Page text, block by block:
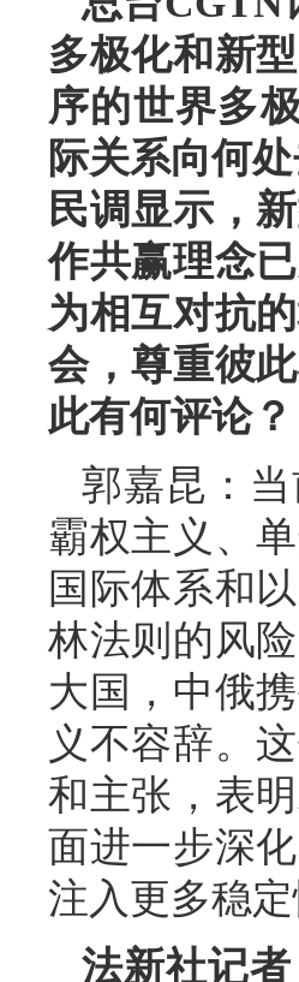
多极化和新
序的世界多
际关系向何
民调显示，
作共赢理念
为相互对抗
会，尊重彼
此有何评论？
郭嘉昆：
霸权主义、
国际体系和
林法则的风
大国，中俄
义不容辞。
和主张，表
面进一步深
注入更多稳定
法新社记